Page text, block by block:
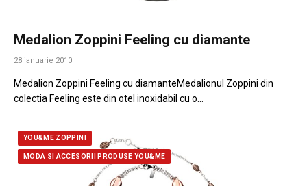
Medalion Zoppini Feeling cu diamante
28 ianuarie 2010
Medalion Zoppini Feeling cu diamanteMedalionul Zoppini din
colectia Feeling este din otel inoxidabil cu o…
YOU&ME ZOPPINI
MODA SI ACCESORII PRODUSE YOU&ME